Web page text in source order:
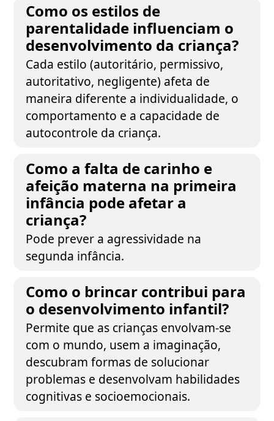
Como os estilos de
parentalidade influenciam o
desenvolvimento da criança?
Cada estilo (autoritário, permissivo,
autoritativo, negligente) afeta de
maneira diferente a individualidade, o
comportamento e a capacidade de
autocontrole da criança.
Como a falta de carinho e
afeição materna na primeira
infância pode afetar a
criança?
Pode prever a agressividade na
segunda infância.
Como o brincar contribui para
o desenvolvimento infantil?
Permite que as crianças envolvam-se
com o mundo, usem a imaginação,
descubram formas de solucionar
problemas e desenvolvam habilidades
cognitivas e socioemocionais.